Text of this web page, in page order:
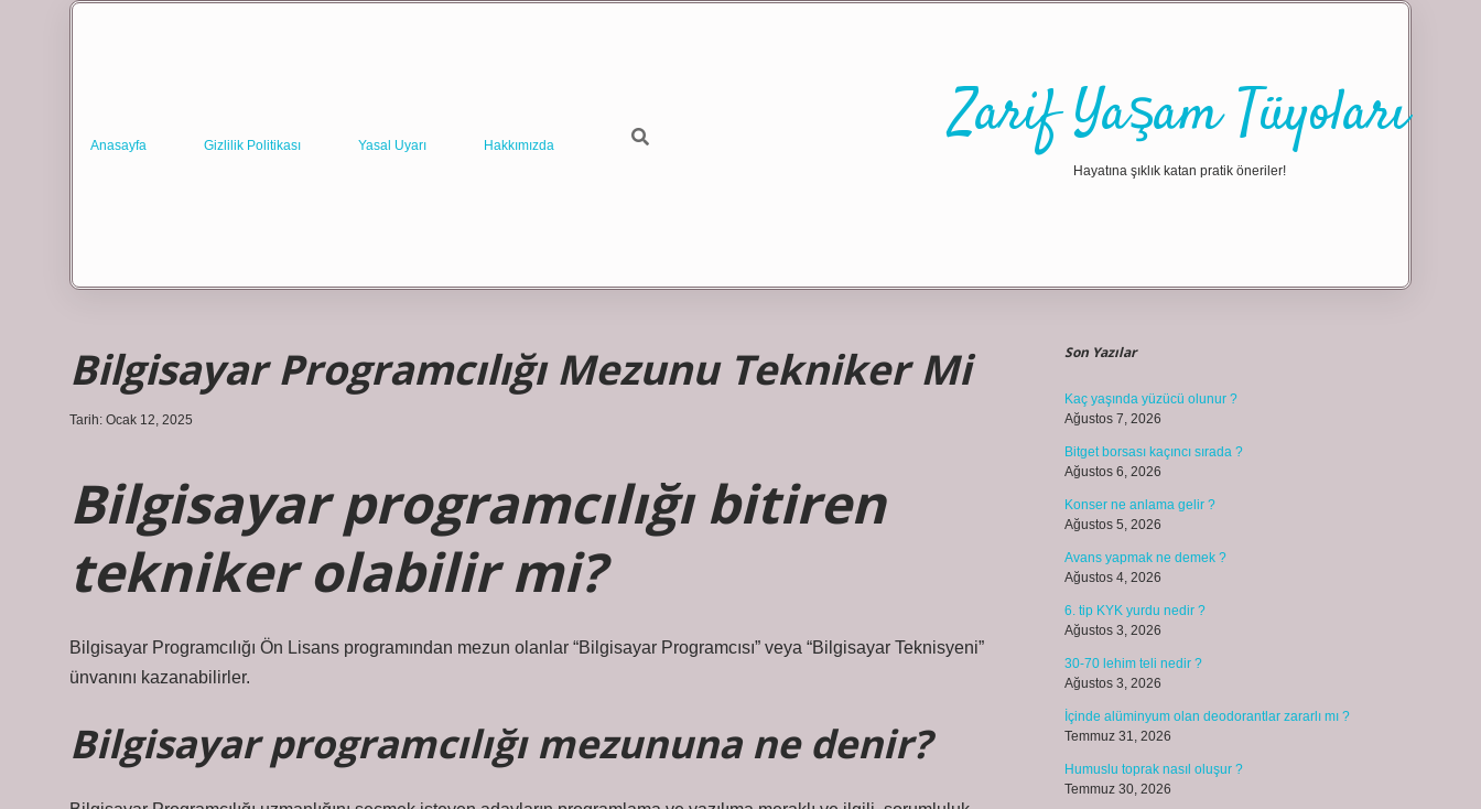
Anasayfa Gizlilik Politikası Yasal Uyarı Hakkımızda Zarif Yaşam Tüyoları
Hayatına şıklık katan pratik öneriler!
Bilgisayar Programcılığı Mezunu Tekniker Mi
Tarih: Ocak 12, 2025
Bilgisayar programcılığı bitiren
tekniker olabilir mi?
Bilgisayar Programcılığı Ön Lisans programından mezun olanlar “Bilgisayar Programcısı” veya “Bilgisayar Teknisyeni”
ünvanını kazanabilirler.
Bilgisayar programcılığı mezununa ne denir?
Son Yazılar
Kaç yaşında yüzücü olunur ?
Ağustos 7, 2026
Bitget borsası kaçıncı sırada ?
Ağustos 6, 2026
Konser ne anlama gelir ?
Ağustos 5, 2026
Avans yapmak ne demek ?
Ağustos 4, 2026
6. tip KYK yurdu nedir ?
Ağustos 3, 2026
30-70 lehim teli nedir ?
Ağustos 3, 2026
İçinde alüminyum olan deodorantlar zararlı mı ?
Temmuz 31, 2026
Humuslu toprak nasıl oluşur ?
Temmuz 30, 2026